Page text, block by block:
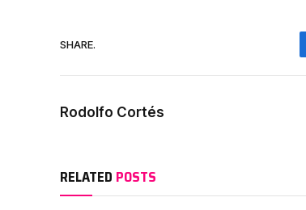
SHARE.
Rodolfo Cortés
RELATED POSTS